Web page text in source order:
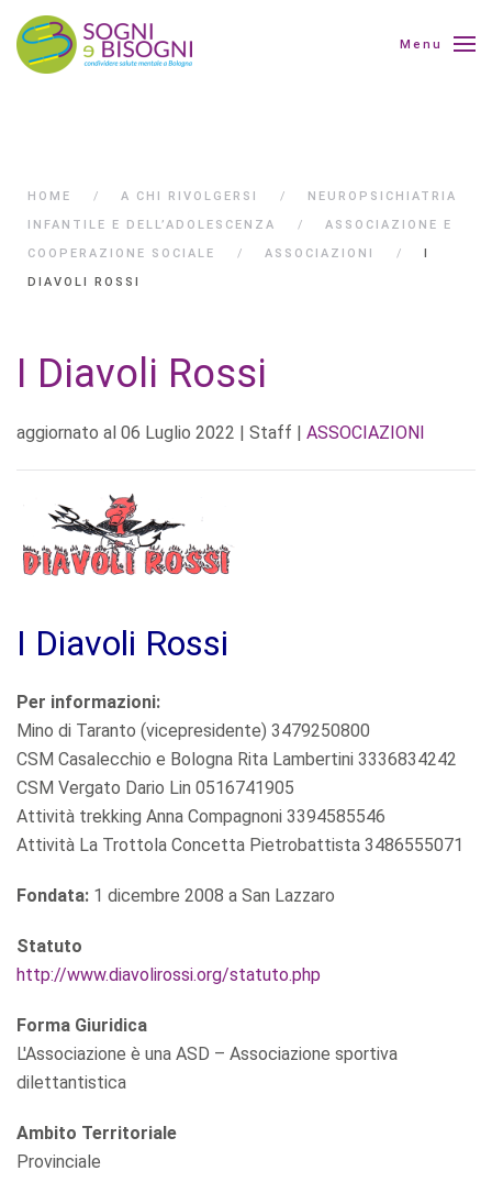
Menu
HOME A CHI RIVOLGERSI
NEUROPSICHIATRIA
INFANTILE E DELL’ADOLESCENZA
ASSOCIAZIONE E
COOPERAZIONE SOCIALE
ASSOCIAZIONI
I
DIAVOLI ROSSI
I Diavoli Rossi
aggiornato al 06 Luglio 2022 | Staff | ASSOCIAZIONI
I Diavoli Rossi
Per informazioni:
Mino di Taranto (vicepresidente) 3479250800
CSM Casalecchio e Bologna Rita Lambertini 3336834242
CSM Vergato Dario Lin 0516741905
Attività trekking Anna Compagnoni 3394585546
Attività La Trottola Concetta Pietrobattista 3486555071
Fondata: 1 dicembre 2008 a San Lazzaro
Statuto
http://www.diavolirossi.org/statuto.php
Forma Giuridica
L'Associazione è una ASD – Associazione sportiva
dilettantistica
Ambito Territoriale
Provinciale